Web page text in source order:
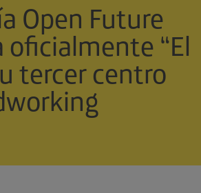
Open Future
oficialmente “El
tercer centro